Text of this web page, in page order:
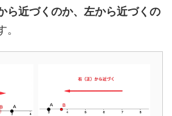
ら近づくのか、左から近づくの